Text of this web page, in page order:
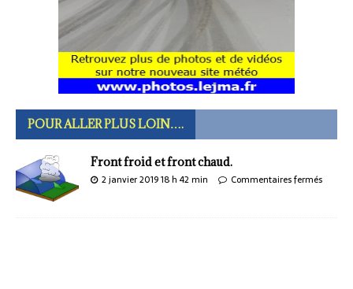
POUR ALLER PLUS LOIN….
Front froid et front chaud.
2 janvier 2019 18 h 42 min Commentaires fermés